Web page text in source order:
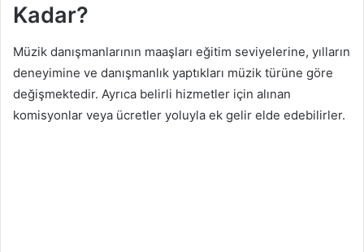
Kadar?
Müzik danışmanlarının maaşları eğitim seviyelerine, yılların
deneyimine ve danışmanlık yaptıkları müzik türüne göre
değişmektedir. Ayrıca belirli hizmetler için alınan
komisyonlar veya ücretler yoluyla ek gelir elde edebilirler.